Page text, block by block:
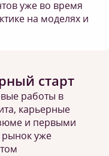
уже во время
на моделях и
старт
работы в
карьерные
и первыми
уже